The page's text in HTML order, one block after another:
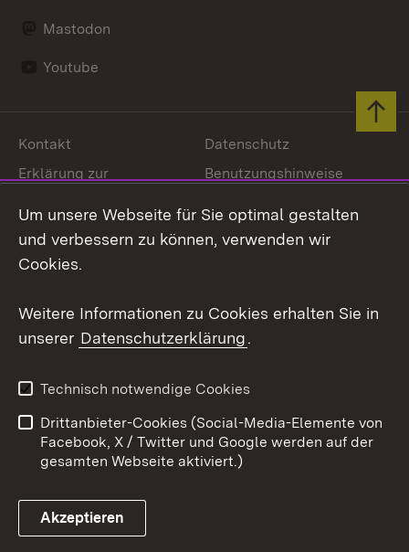
Mastodon
Youtube
Kontakt
Datenschutz
Erklärung zur
Benutzungshinweise
Impressum Cookies
Um unsere Webseite für Sie optimal gestalten
und verbessern zu können, verwenden wir
Cookies.
Weitere Informationen zu Cookies erhalten Sie in
unserer Datenschutzerklärung.
Technisch notwendige Cookies
Drittanbieter-Cookies (Social-Media-Elemente von
Facebook, X / Twitter und Google werden auf der
gesamten Webseite aktiviert.)
Akzeptieren